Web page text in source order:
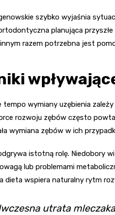
szybko wyjaśnia
planująca
razem potrzebna jest
tempo wymiany uzębienia
rozwoju zębów często
wymiana zębów w ich
istotną rolę. Niedobory
lub problemami
dieta wspiera naturalny rytm
utrata